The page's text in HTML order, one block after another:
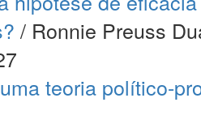
/ Ronnie Preuss
teoria político-